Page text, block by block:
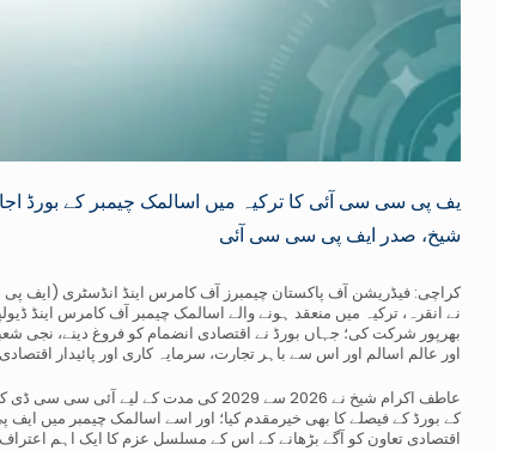
یف پی سی سی آئی کا ترکیہ میں اسالمک چیمبر کے بورڈ
شیخ، صدر ایف پی سی سی آئی
کراچی: فیڈریشن آف پاکستان چیمبرز آف کامرس اینڈ انڈسٹری (ایف
بھرپور شرکت کی؛ جہاں بورڈ نے اقتصادی انضمام کو فروغ دینے، نجی
اور عالم اسالم اور اس سے باہر تجارت، سرمایہ کاری اور پائیدار
عاطف اکرام شیخ نے 2026 سے 2029 کی مدت
کے بورڈ کے فیصلے کا بھی خیرمقدم کیا؛ اور اسے اسالمک چیمبر میں
اقتصادی تعاون کو آگے بڑھانے کے اس کے مسلسل عزم کا ایک اہم اعتراف